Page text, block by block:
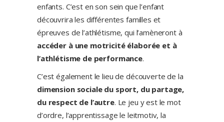
enfants. C’est en son sein que l’enfant
découvrira les différentes familles et
épreuves de l’athlétisme, qui l’amèneront à
accéder à une motricité élaborée et à
l’athlétisme de performance.
C’est également le lieu de découverte de la
dimension sociale du sport, du partage,
du respect de l’autre. Le jeu y est le mot
d’ordre, l’apprentissage le leitmotiv, la